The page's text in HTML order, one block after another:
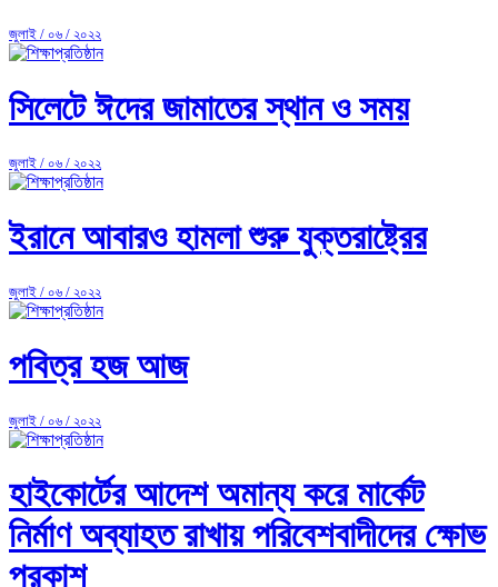
জুলাই / ০৬ / ২০২২
সিলেটে ঈদের জামাতের স্থান ও সময়
জুলাই / ০৬ / ২০২২
ইরানে আবারও হামলা শুরু যুক্তরাষ্ট্রের
জুলাই / ০৬ / ২০২২
পবিত্র হজ আজ
জুলাই / ০৬ / ২০২২
হাইকোর্টের আদেশ অমান্য করে মার্কেট
নির্মাণ অব্যাহত রাখায় পরিবেশবাদীদের ক্ষোভ
প্রকাশ